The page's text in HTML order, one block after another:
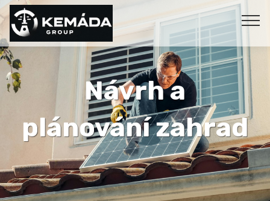
Návrh a
plánování zahrad